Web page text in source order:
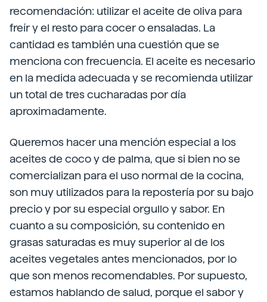
recomendación: utilizar el aceite de oliva para
freír y el resto para cocer o ensaladas. La
cantidad es también una cuestión que se
menciona con frecuencia. El aceite es necesario
en la medida adecuada y se recomienda utilizar
un total de tres cucharadas por día
aproximadamente.
Queremos hacer una mención especial a los
aceites de coco y de palma, que si bien no se
comercializan para el uso normal de la cocina,
son muy utilizados para la repostería por su bajo
precio y por su especial orgullo y sabor. En
cuanto a su composición, su contenido en
grasas saturadas es muy superior al de los
aceites vegetales antes mencionados, por lo
que son menos recomendables. Por supuesto,
estamos hablando de salud, porque el sabor y